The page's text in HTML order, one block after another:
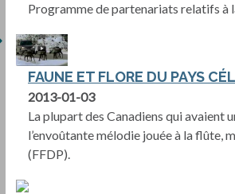
Programme de partenariats relatifs à
FAUNE ET FLORE DU PAYS
2013-01-03
La plupart des Canadiens qui avaient
l’envoûtante mélodie jouée à la flûte,
(FFDP).